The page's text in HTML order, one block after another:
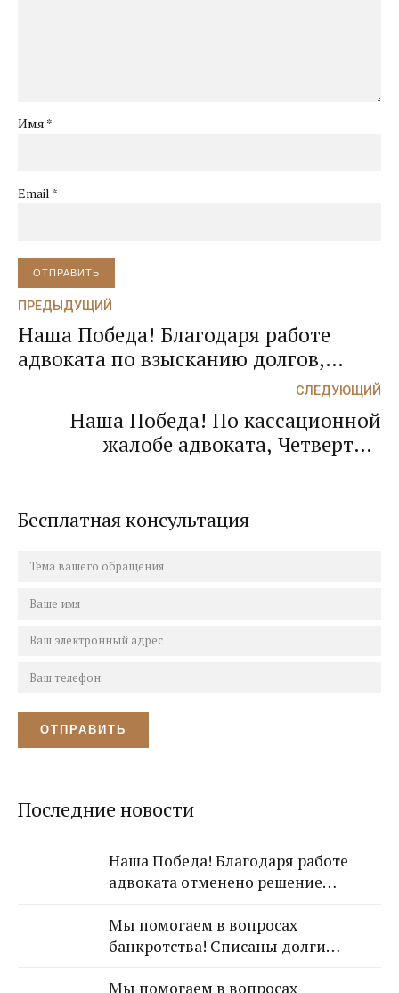
Имя *
Email *
ОТПРАВИТЬ
ПРЕДЫДУЩИЙ
Наша Победа! Благодаря работе
адвоката по взысканию долгов,
покупатель недвижимости заплатил
большую часть денежных средств и
продолжает выплачивать!
СЛЕДУЮЩИЙ
Наша Победа! По кассационной
жалобе адвоката, Четвертый
Краснодарского краевого суда!
Бесплатная консультация
Последние новости
Наша Победа! Благодаря работе
адвоката отменено решение
взыскании с арендодателя 650 000
рублей!
Мы помогаем в вопросах
банкротства! Списаны долги
Мы помогаем в вопросах